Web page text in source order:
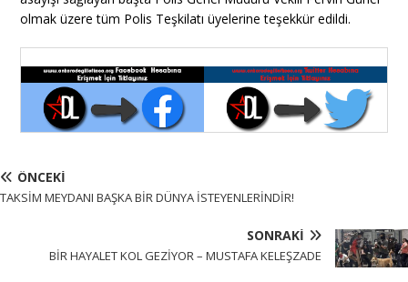
olmak üzere tüm Polis Teşkilatı üyelerine teşekkür edildi.
ÖNCEKI
TAKSİM MEYDANI BAŞKA BİR DÜNYA İSTEYENLERİNDİR!
SONRAKI
BİR HAYALET KOL GEZİYOR – MUSTAFA KELEŞZADE